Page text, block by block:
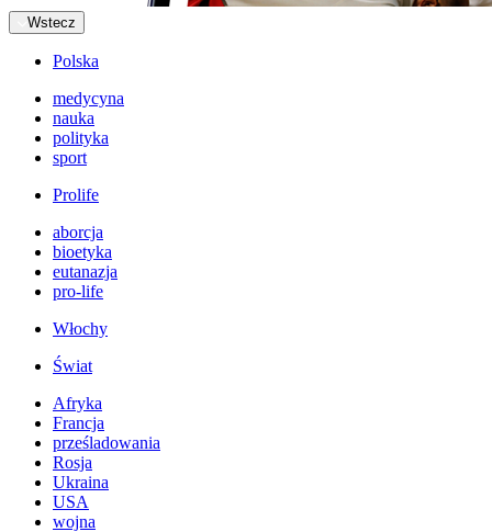
Wstecz
Polska
medycyna
nauka
polityka
sport
Prolife
aborcja
bioetyka
eutanazja
pro-life
Włochy
Świat
Afryka
Francja
prześladowania
Rosja
Ukraina
USA
wojna